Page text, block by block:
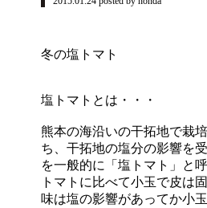
冬の塩トマト
塩トマトとは・・・
熊本の海沿いの干拓地で栽
ち、干拓地の塩分の影響を
を一般的に「塩トマト」と
トマトに比べて小玉で皮は
味は塩の影響があってか小